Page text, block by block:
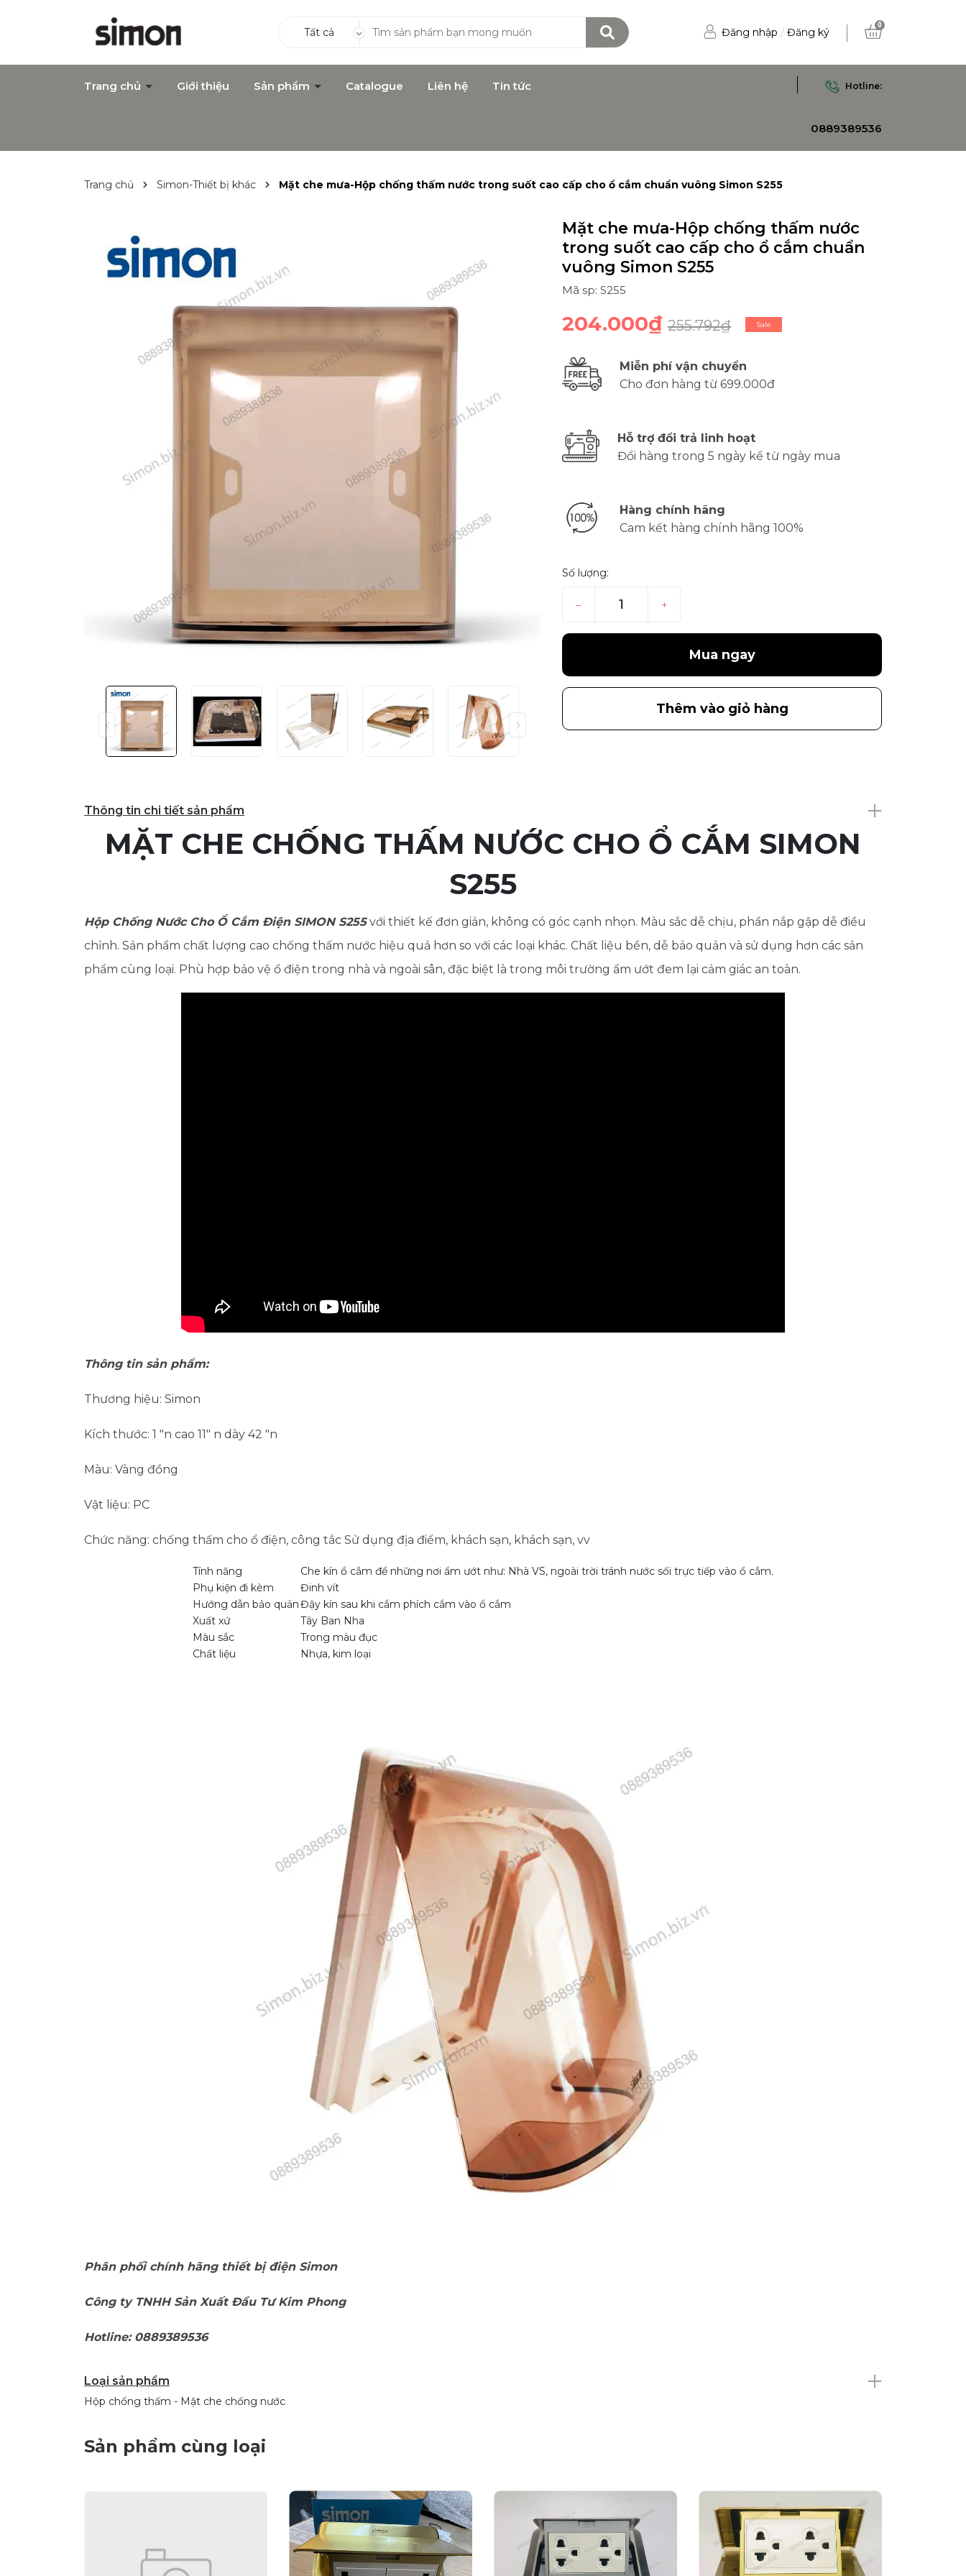
Tất cả Đăng nhập / Đăng ký
0
Trang chủ Giới thiệu Sản phẩm Catalogue Liên hệ Tin tức Hotline:
0889389536
Trang chủ Simon-Thiết bị khác Mặt che mưa-Hộp chống thấm nước trong suốt cao cấp cho ổ cắm chuẩn vuông Simon S255
Mặt che mưa-Hộp chống thấm nước
trong suốt cao cấp cho ổ cắm chuẩn
vuông Simon S255
Mã sp: S255
204.000₫ 255.792₫ Sale
Miễn phí vận chuyển
Cho đơn hàng từ 699.000đ
Hỗ trợ đổi trả linh hoạt
Đổi hàng trong 5 ngày kể từ ngày mua
Hàng chính hãng
Cam kết hàng chính hãng 100%
Số lượng:
– +
Mua ngay
Thêm vào giỏ hàng
Thông tin chi tiết sản phẩm
MẶT CHE CHỐNG THẤM NƯỚC CHO Ổ CẮM SIMON
S255
Hộp Chống Nước Cho Ổ Cắm Điện SIMON S255với thiết kế đơn giản, không có góc cạnh nhọn. Màu sắc dễ chịu, phần nắp gập dễ điều
chỉnh. Sản phẩm chất lượng cao chống thấm nước hiệu quả hơn so với các loại khác. Chất liệu bền, dễ bảo quản và sử dụng hơn các sản
phẩm cùng loại. Phù hợp bảo vệ ổ điện trong nhà và ngoài sân, đặc biệt là trong môi trường ẩm ướt đem lại cảm giác an toàn.
Thông tin sản phẩm:
Thương hiệu: Simon
Kích thước: 1 "n cao 11" n dày 42 "n
Màu: Vàng đồng
Vật liệu: PC
Chức năng: chống thấm cho ổ điện, công tắc Sử dụng địa điểm, khách sạn, khách sạn, vv
Tính năng
Che kín ổ cắm để những nơi ẩm ướt như: Nhà VS, ngoài trời tránh nước sối trực tiếp vào ổ cắm.
Phụ kiện đi kèm
Đinh vít
Hướng dẫn bảo quảnĐậy kín sau khi cắm phích cắm vào ổ cắm
Xuất xứ
Tây Ban Nha
Màu sắc
Trong màu đục
Chất liệu
Nhựa, kim loại
Phân phối chính hãng thiết bị điện Simon
Công ty TNHH Sản Xuất Đầu Tư Kim Phong
Hotline: 0889389536
Loại sản phẩm
Hộp chống thấm - Mặt che chống nước
Sản phẩm cùng loại